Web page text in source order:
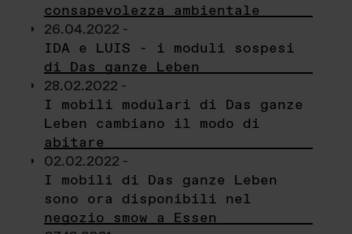
consapevolezza ambientale
26.04.2022 -
IDA e LUIS - i moduli sospesi
di Das ganze Leben
28.02.2022 -
I mobili modulari di Das ganze
Leben cambiano il modo di
abitare
02.02.2022 -
I mobili di Das ganze Leben
sono ora disponibili nel
negozio smow a Essen